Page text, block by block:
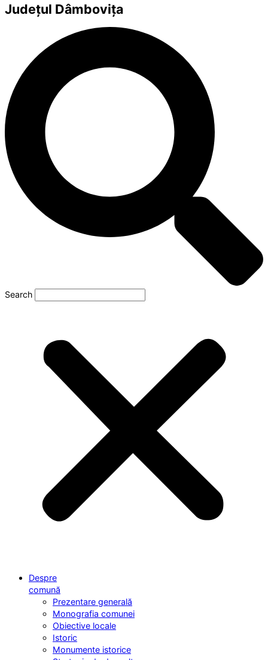
Județul Dâmbovița
Search
Despre
comună
Prezentare generală
Monografia comunei
Obiective locale
Istoric
Monumente istorice